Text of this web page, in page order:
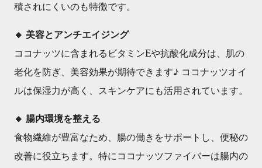
積されにくいのも特徴です。
🔸 美容とアンチエイジング
ココナッツに含まれるビタミンEや抗酸化成分は、肌の
老化を防ぎ、美容効果が期待できます♪ ココナッツオイ
ルは保湿力が高く、スキンケアにも活用されています。
🔸 腸内環境を整える
食物繊維が豊富なため、腸の働きをサポートし、便秘の
改善に役立ちます。特にココナッツファイバーは腸内の